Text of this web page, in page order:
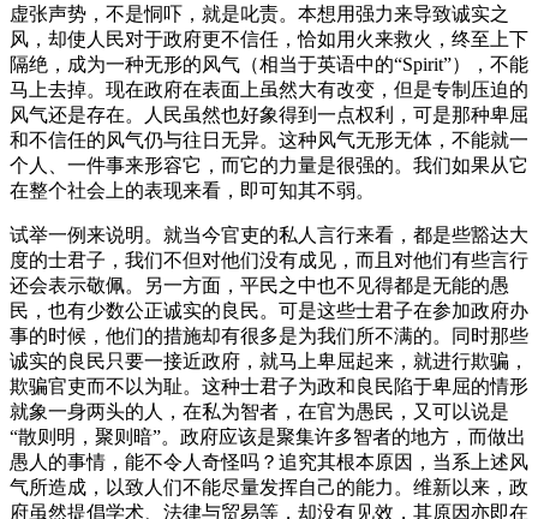
虚张声势，不是恫吓，就是叱责。本想用强力来导致诚实之
风，却使人民对于政府更不信任，恰如用火来救火，终至上下
隔绝，成为一种无形的风气（相当于英语中的“Spirit”），不能
马上去掉。现在政府在表面上虽然大有改变，但是专制压迫的
风气还是存在。人民虽然也好象得到一点权利，可是那种卑屈
和不信任的风气仍与往日无异。这种风气无形无体，不能就一
个人、一件事来形容它，而它的力量是很强的。我们如果从它
在整个社会上的表现来看，即可知其不弱。
试举一例来说明。就当今官吏的私人言行来看，都是些豁达大
度的士君子，我们不但对他们没有成见，而且对他们有些言行
还会表示敬佩。另一方面，平民之中也不见得都是无能的愚
民，也有少数公正诚实的良民。可是这些士君子在参加政府办
事的时候，他们的措施却有很多是为我们所不满的。同时那些
诚实的良民只要一接近政府，就马上卑屈起来，就进行欺骗，
欺骗官吏而不以为耻。这种士君子为政和良民陷于卑屈的情形
就象一身两头的人，在私为智者，在官为愚民，又可以说是
“散则明，聚则暗”。政府应该是聚集许多智者的地方，而做出
愚人的事情，能不令人奇怪吗？追究其根本原因，当系上述风
气所造成，以致人们不能尽量发挥自己的能力。维新以来，政
府虽然提倡学术、法律与贸易等，却没有见效，其原因亦即在